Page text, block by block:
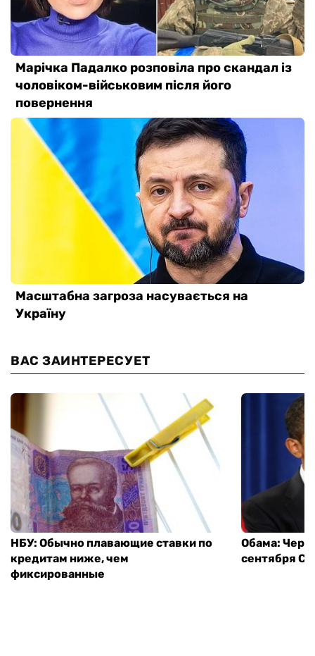
ВАС ЗАИНТЕРЕСУЕТ
НБУ: Обычно плавающие ставки по
кредитам ниже, чем
фиксированные
Обама:
сентября